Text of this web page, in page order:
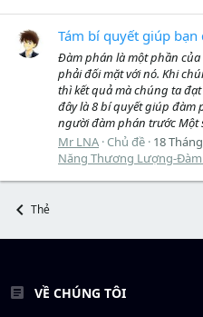
Tám bí quyết giúp
Đàm phán là một phần
phải đối mặt với nó. Khi
thì kết quả mà chúng ta
đây là 8 bí quyết giúp đàm
người đàm phán trước Một
Mr LNA Chủ đề 18
Năng Thương Lượng-Đàm
Thẻ
VỀ CHÚNG TÔI